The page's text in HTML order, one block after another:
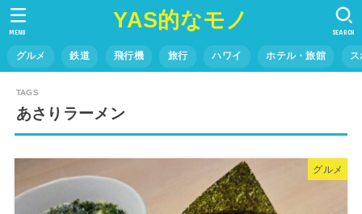
YAS的なモノ
グルメ 鉄道 飛行機 旅行 ハワイ ホテル・旅館
SEARCH
MENU
あさりラーメン
グルメ